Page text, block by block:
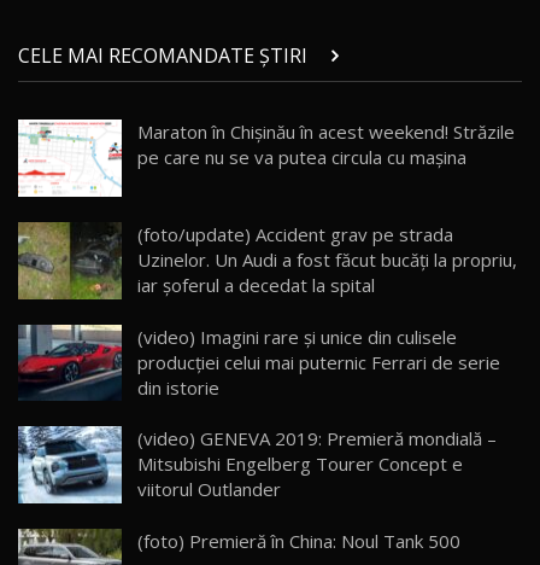
21
AutoBlog.MD
16:59
22
Noua Mazda 6e / Test Drive AutoBlog.MD
26:59
23
Lynk & Co 01 / Test Drive AutoBlog.MD
25:19
Van Electric Testat în Moldova / AutoBlog.MD
26:38
25
mai Exclusiv și Puternic Defender Testat în
Moldova
32:21
26
AutoBlog.MD
10:57
CELE MAI RECOMANDATE ȘTIRI
Maraton în Chişinău în acest weekend! Străzile
pe care nu se va putea circula cu maşina
(foto/update) Accident grav pe strada
Uzinelor. Un Audi a fost făcut bucăți la propriu,
iar șoferul a decedat la spital
(video) Imagini rare şi unice din culisele
producţiei celui mai puternic Ferrari de serie
din istorie
(video) GENEVA 2019: Premieră mondială –
Mitsubishi Engelberg Tourer Concept e
viitorul Outlander
(foto) Premieră în China: Noul Tank 500